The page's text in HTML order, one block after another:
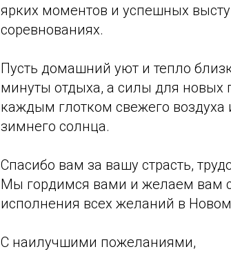
ярких моментов и успешных
соревнованиях.
Пусть домашний уют и тепло
минуты отдыха, а силы для новых
каждым глотком свежего
зимнего солнца.
Спасибо вам за вашу страсть,
Мы гордимся вами и желаем вам
исполнения всех желаний в Новом
С наилучшими пожеланиями,